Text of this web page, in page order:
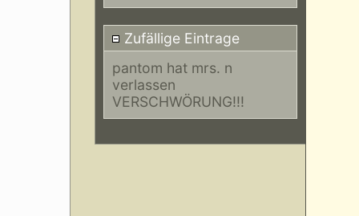
Zufällige Eintrage
pantom hat mrs. n
verlassen
VERSCHWÖRUNG!!!